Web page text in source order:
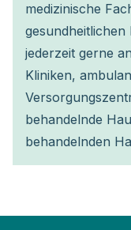
medizinische
gesundheitlichen
jederzeit gerne
Kliniken,
behandelnde
behandelnden